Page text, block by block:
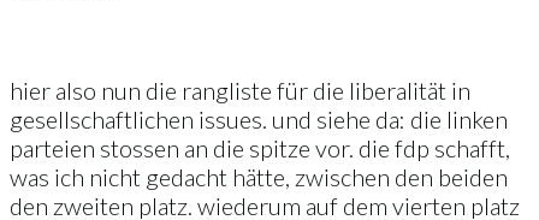
hier also nun die rangliste für die liberalität in
gesellschaftlichen issues. und siehe da: die linken
parteien stossen an die spitze vor. die fdp schafft,
was ich nicht gedacht hätte, zwischen den beiden
den zweiten platz. wiederum auf dem vierten platz